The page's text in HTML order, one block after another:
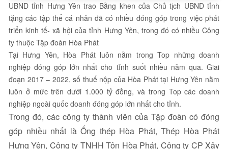
UBND tỉnh Hưng Yên trao Bằng khen của Chủ tịch UBND tỉnh
tặng các tập thể cá nhân đã có nhiều đóng góp trong việc phát
triển kinh tế- xã hội của tỉnh Hưng Yên, trong đó có nhiều Công
ty thuộc Tập đoàn Hòa Phát
Tại Hưng Yên, Hòa Phát luôn nằm trong Top những doanh
nghiệp đóng góp lớn nhất cho tỉnh suốt nhiều năm qua. Giai
đoạn 2017 – 2022, số thuế nộp của Hòa Phát tại Hưng Yên nằm
luôn ở mức trên dưới 1.000 tỷ đồng, và trong Top các doanh
nghiệp ngoài quốc doanh đóng góp lớn nhất cho tỉnh.
Trong đó, các công ty thành viên của Tập đoàn có đóng
góp nhiều nhất là Ống thép Hòa Phát, Thép Hòa Phát
Hưng Yên, Công ty TNHH Tôn Hòa Phát, Công ty CP Xây